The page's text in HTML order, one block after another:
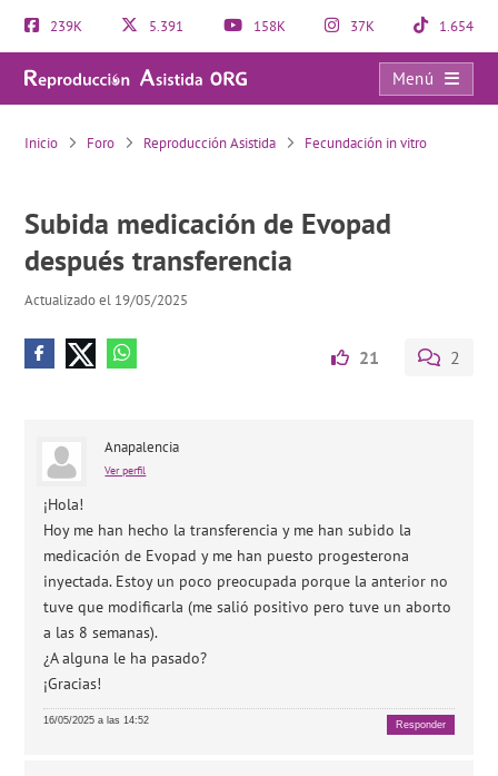
239K 5.391 158K 37K 1.654
Menú
Subida medicación de Evopad después transferencia
Inicio Foro Reproducción Asistida Fecundación in vitro
Subida medicación de Evopad
después transferencia
Actualizado el 19/05/2025
21 2
Anapalencia
Ver perfil
¡Hola!
Hoy me han hecho la transferencia y me han subido la
medicación de Evopad y me han puesto progesterona
inyectada. Estoy un poco preocupada porque la anterior no
tuve que modificarla (me salió positivo pero tuve un aborto
a las 8 semanas).
¿A alguna le ha pasado?
¡Gracias!
16/05/2025 a las 14:52 Responder